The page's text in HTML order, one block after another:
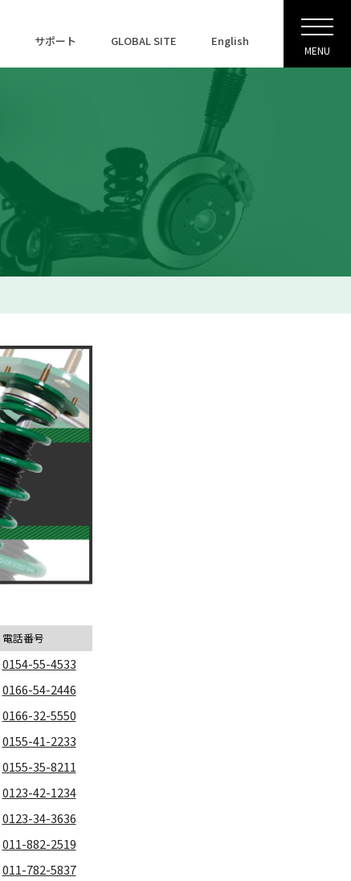
サポート GLOBAL SITE English
MENU
電話番号
0154-55-4533
0166-54-2446
0166-32-5550
0155-41-2233
0155-35-8211
0123-42-1234
0123-34-3636
011-882-2519
011-782-5837